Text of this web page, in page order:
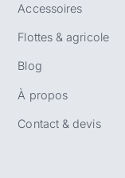
Accessoires
Flottes & agricole
Blog
À propos
Contact & devis